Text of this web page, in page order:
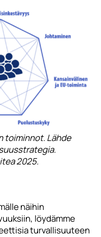
toiminnot. Lähde
2025.
näihin
löydämme
turvallisuuteen